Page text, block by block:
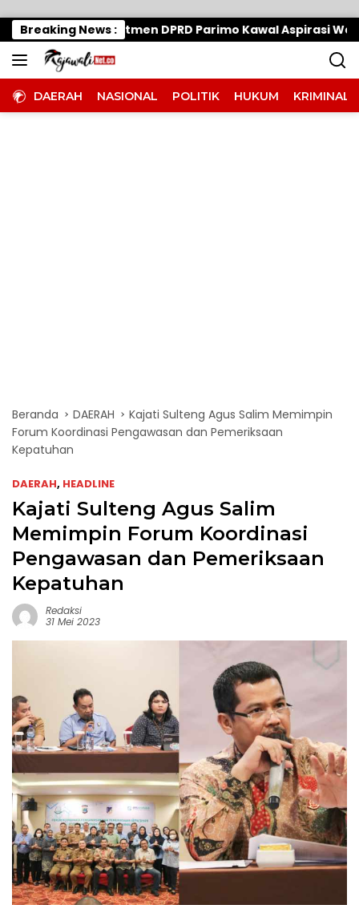
Breaking News :
Komitmen DPRD Parimo Kawal Aspirasi Warga
DAERAH NASIONAL POLITIK HUKUM KRIMINAL
Beranda DAERAH
Kajati Sulteng Agus Salim Memimpin
Forum Koordinasi Pengawasan dan Pemeriksaan
Kepatuhan
DAERAH, HEADLINE
Kajati Sulteng Agus Salim
Memimpin Forum Koordinasi
Pengawasan dan Pemeriksaan
Kepatuhan
Redaksi
31 Mei 2023